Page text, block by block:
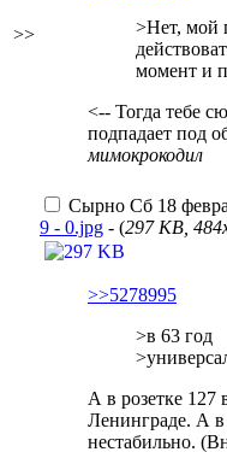
>>
>Нет, мой
момент и
<-- Тогда тебе
подпадает под
мимокрокодил
Сырно Сб 18
9 - 0.jpg - (297 KB,
>>5278995
>в 63 год
А в розетке 127
Ленинграде. А в
нестабильно.